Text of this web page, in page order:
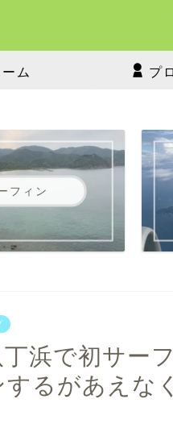
ム プ
フィン
丁浜で初サー
するがあえな